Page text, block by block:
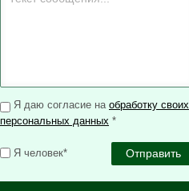
Я даю согласие на обработку своих
персональных данных *
Я человек*